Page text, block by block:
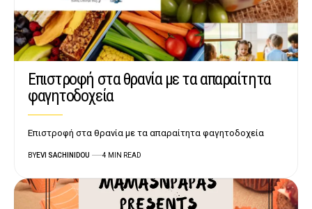
Επιστροφή στα θρανία με τα απαραίτητα
φαγητοδοχεία
Επιστροφή στα θρανία με τα απαραίτητα φαγητοδοχεία
BYEVI SACHINIDOU 4 MIN READ